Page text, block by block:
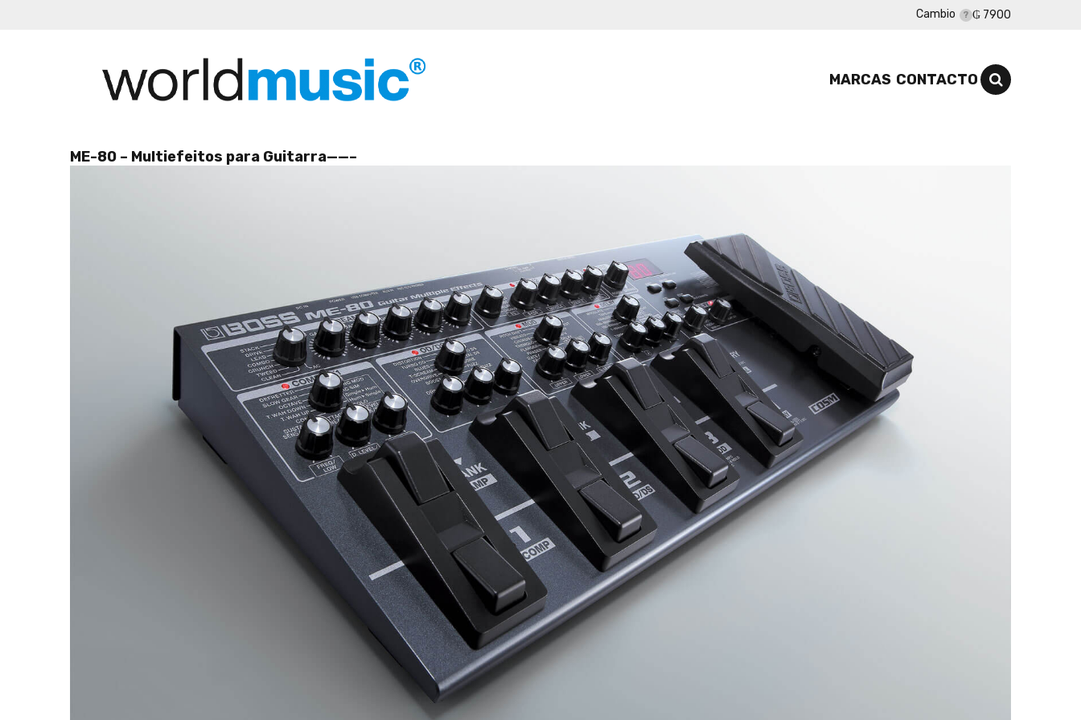
Cambio ₲ 7900
MARCAS CONTACTO
ME-80 – Multiefeitos para Guitarra——–